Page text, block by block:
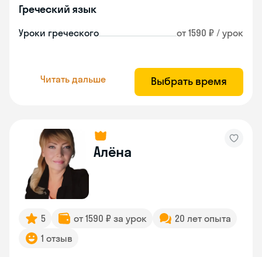
Греческий язык
Уроки греческого от 1590 ₽ / урок
Читать дальше Выбрать время
Алёна
5 от 1590 ₽ за урок
20 лет опыта
1 отзыв